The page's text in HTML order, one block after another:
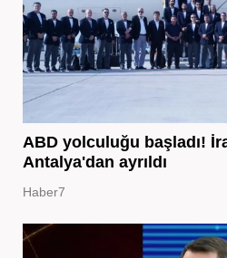
ABD yolculuğu başladı!
Antalya'dan ayrıldı
Haber7